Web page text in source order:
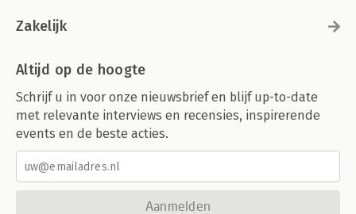
Zakelijk
Altijd op de hoogte
Schrijf u in voor onze nieuwsbrief en blijf up-to-date
met relevante interviews en recensies, inspirerende
events en de beste acties.
Aanmelden